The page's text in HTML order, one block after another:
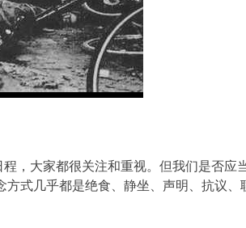
，大家都很关注和重视。但我们是否应
式几乎都是绝食、静坐、声明、抗议、